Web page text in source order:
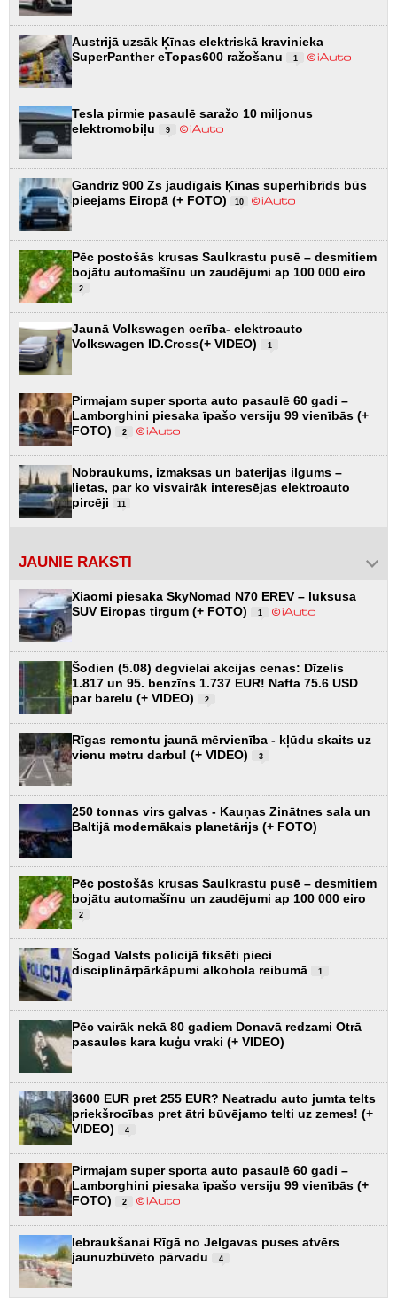
Austrijā uzsāk Ķīnas elektriskā kravinieka
SuperPanther eTopas600 ražošanu
1
Tesla pirmie pasaulē saražo 10 miljonus
elektromobiļu
9
Gandrīz 900 Zs jaudīgais Ķīnas superhibrīds būs
pieejams Eiropā (+ FOTO)
10
Pēc postošās krusas Saulkrastu pusē – desmitiem
bojātu automašīnu un zaudējumi ap 100 000 eiro
2
Jaunā Volkswagen cerība- elektroauto
Volkswagen ID.Cross(+ VIDEO)
1
Pirmajam super sporta auto pasaulē 60 gadi –
Lamborghini piesaka īpašo versiju 99 vienībās (+
FOTO)
2
Nobraukums, izmaksas un baterijas ilgums –
lietas, par ko visvairāk interesējas elektroauto
pircēji
11
JAUNIE RAKSTI
Xiaomi piesaka SkyNomad N70 EREV – luksusa
SUV Eiropas tirgum (+ FOTO)
1
Šodien (5.08) degvielai akcijas cenas: Dīzelis
1.817 un 95. benzīns 1.737 EUR! Nafta 75.6 USD
par barelu (+ VIDEO)
2
Rīgas remontu jaunā mērvienība - kļūdu skaits uz
vienu metru darbu! (+ VIDEO)
3
250 tonnas virs galvas - Kauņas Zinātnes sala un
Baltijā modernākais planetārijs (+ FOTO)
Pēc postošās krusas Saulkrastu pusē – desmitiem
bojātu automašīnu un zaudējumi ap 100 000 eiro
2
Šogad Valsts policijā fiksēti pieci
disciplinārpārkāpumi alkohola reibumā
1
Pēc vairāk nekā 80 gadiem Donavā redzami Otrā
pasaules kara kuģu vraki (+ VIDEO)
3600 EUR pret 255 EUR? Neatradu auto jumta telts
priekšrocības pret ātri būvējamo telti uz zemes! (+
VIDEO)
4
Pirmajam super sporta auto pasaulē 60 gadi –
Lamborghini piesaka īpašo versiju 99 vienībās (+
FOTO)
2
Iebraukšanai Rīgā no Jelgavas puses atvērs
jaunuzbūvēto pārvadu
4